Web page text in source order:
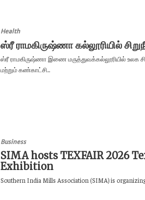
Health
ஸ்ரீ ராமகிருஷ்ணா கல்லூரியில்
ஸ்ரீ ராமகிருஷ்ணா இணை மருத்துவக்கல்லூரியில் உலக
மற்றும் கண்காட்சி...
Business
SIMA hosts TEXFAIR 2026
Exhibition
Southern India Mills Association (SIMA) is